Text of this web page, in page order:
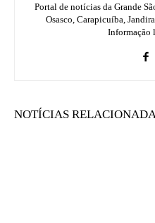
Portal de notícias da Grande
Osasco, Carapicuíba,
Informação
NOTÍCIAS